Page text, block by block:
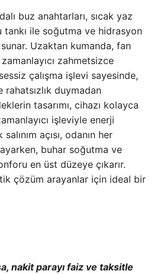
buz anahtarları, sıcak yaz
ile soğutma ve hidrasyon
Uzaktan kumanda, fan
zahmetsizce
çalışma işlevi sayesinde,
duymadan
tasarımı, cihazı kolayca
işleviyle enerji
açısı, odanın her
buhar soğutma ve
en üst düzeye çıkarır.
çözüm arayanlar için ideal bir
nakit parayı faiz ve taksitle